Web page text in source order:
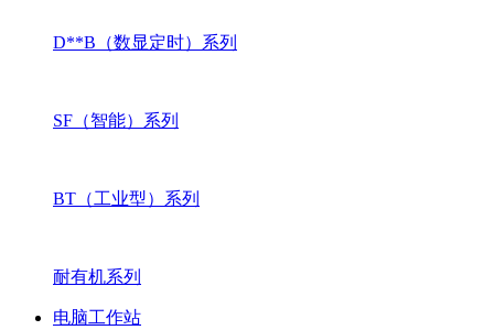
D**B（数显定时）系列
SF（智能）系列
BT（工业型）系列
耐有机系列
电脑工作站